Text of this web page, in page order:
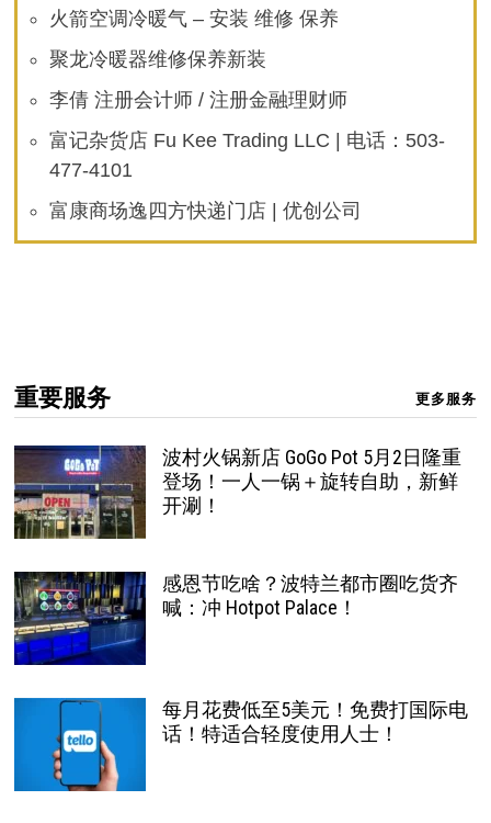
火箭空调冷暖气 – 安装 维修 保养
聚龙冷暖器维修保养新装
李倩 注册会计师 / 注册金融理财师
富记杂货店 Fu Kee Trading LLC | 电话：503-
477-4101
富康商场逸四方快递门店 | 优创公司
重要服务 更多服务
波村火锅新店 GoGo Pot 5月2日隆重
登场！一人一锅＋旋转自助，新鲜
开涮！
感恩节吃啥？波特兰都市圈吃货齐
喊：冲 Hotpot Palace！
每月花费低至5美元！免费打国际电
话！特适合轻度使用人士！